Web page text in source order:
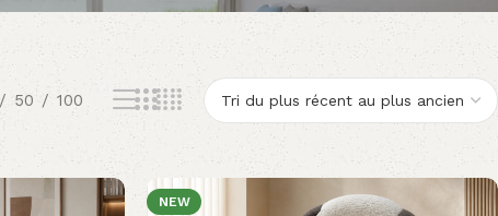
50 100
NEW